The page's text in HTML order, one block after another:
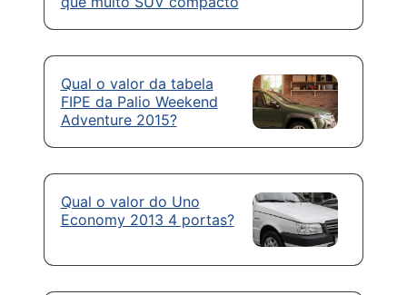
Qual o valor da tabela
FIPE da Palio Weekend
Adventure 2015?
Qual o valor do Uno
Economy 2013 4 portas?